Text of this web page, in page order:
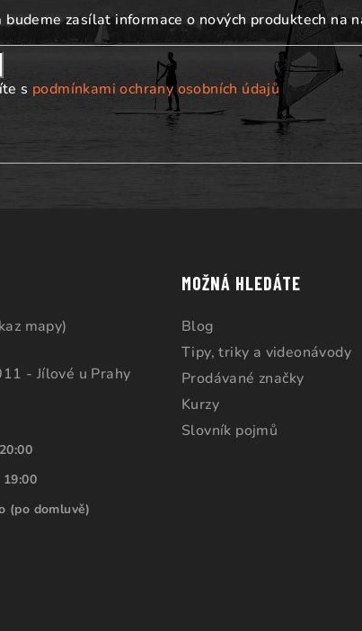
zasílat informace o nových produktech na
s podmínkami ochrany osobních údajů
mapy)
- Jílové u Prahy
19:00
(po domluvě)
MOŽNÁ HLEDÁTE
Blog
Tipy, triky a videonávody
Prodávané značky
Kurzy
Slovník pojmů